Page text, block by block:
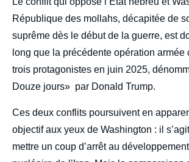
République des mollahs, décapitée de
suprême dès le début de la guerre, est
long que la précédente opération armée
trois protagonistes en juin 2025,
Douze jours» par Donald Trump.
Ces deux conflits poursuivent en
objectif aux yeux de Washington : il
mettre un coup d’arrêt au